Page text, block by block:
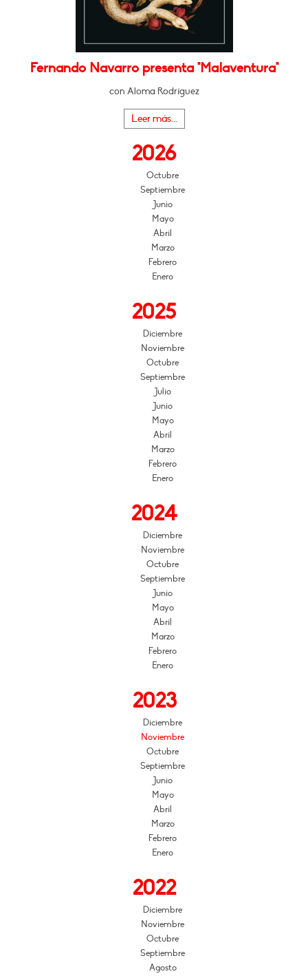
Fernando Navarro presenta "Malaventura"
con Aloma Rodríguez
Leer más...
2026
Octubre
Septiembre
Junio
Mayo
Abril
Marzo
Febrero
Enero
2025
Diciembre
Noviembre
Octubre
Septiembre
Julio
Junio
Mayo
Abril
Marzo
Febrero
Enero
2024
Diciembre
Noviembre
Octubre
Septiembre
Junio
Mayo
Abril
Marzo
Febrero
Enero
2023
Diciembre
Noviembre
Octubre
Septiembre
Junio
Mayo
Abril
Marzo
Febrero
Enero
2022
Diciembre
Noviembre
Octubre
Septiembre
Agosto